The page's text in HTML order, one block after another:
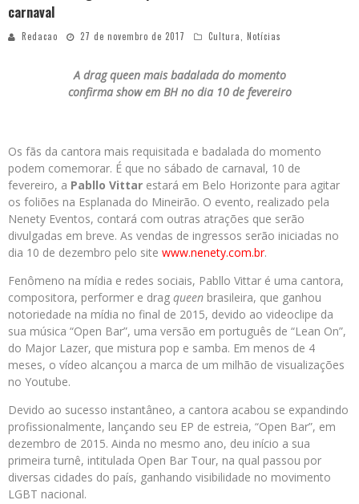
carnaval
Redacao 27 de novembro de 2017 Cultura Notícias
A drag queen mais badalada do momento
confirma show em BH no dia 10 de fevereiro
Os fãs da cantora mais requisitada e badalada do momento
podem comemorar. É que no sábado de carnaval, 10 de
fevereiro, a Pabllo Vittar estará em Belo Horizonte para agitar
os foliões na Esplanada do Mineirão. O evento, realizado pela
Nenety Eventos, contará com outras atrações que serão
divulgadas em breve. As vendas de ingressos serão iniciadas no
dia 10 de dezembro pelo site www.nenety.com.br.
Fenômeno na mídia e redes sociais, Pabllo Vittar é uma cantora,
compositora, performer e drag queen brasileira, que ganhou
notoriedade na mídia no final de 2015, devido ao videoclipe da
sua música “Open Bar”, uma versão em português de “Lean On”,
do Major Lazer, que mistura pop e samba. Em menos de 4
meses, o vídeo alcançou a marca de um milhão de visualizações
no Youtube.
Devido ao sucesso instantâneo, a cantora acabou se expandindo
profissionalmente, lançando seu EP de estreia, “Open Bar”, em
dezembro de 2015. Ainda no mesmo ano, deu início a sua
primeira turnê, intitulada Open Bar Tour, na qual passou por
diversas cidades do país, ganhando visibilidade no movimento
LGBT nacional.